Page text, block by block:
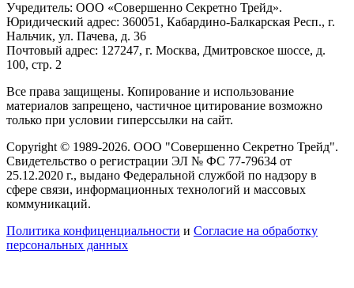
Учредитель: ООО «Совершенно Секретно Трейд».
Юридический адрес: 360051, Кабардино-Балкарская Респ., г.
Нальчик, ул. Пачева, д. 36
Почтовый адрес: 127247, г. Москва, Дмитровское шоссе, д.
100, стр. 2
Все права защищены. Копирование и использование
материалов запрещено, частичное цитирование возможно
только при условии гиперссылки на сайт.
Copyright © 1989-2026. ООО "Совершенно Секретно Трейд".
Свидетельство о регистрации ЭЛ № ФС 77-79634 от
25.12.2020 г., выдано Федеральной службой по надзору в
сфере связи, информационных технологий и массовых
коммуникаций.
Политика конфиценциальности и Согласие на обработку
персональных данных